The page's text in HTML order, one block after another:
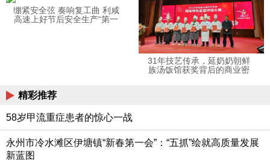
绷紧安全弦 奏响复工曲 利咸
高速上好节后安全生产“第一
31年技艺传承，延奶奶朝鲜
族汤饭馆获奖背后的商业密
精彩推荐
58岁甲流重症患者的惊心一战
永州市冷水滩区伊塘镇“新春第一会”：“五抓”绘就高质量发展
新蓝图